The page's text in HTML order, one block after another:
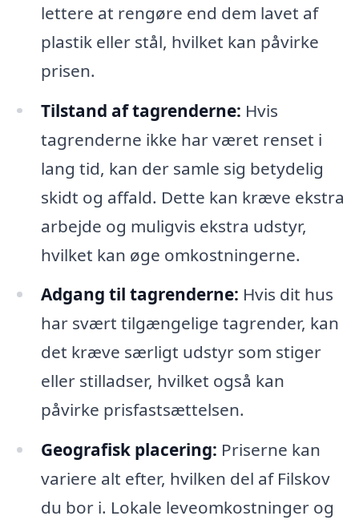
lettere at rengøre end dem lavet af
plastik eller stål, hvilket kan påvirke
prisen.
Tilstand af tagrenderne: Hvis
tagrenderne ikke har været renset i
lang tid, kan der samle sig betydelig
skidt og affald. Dette kan kræve ekstra
arbejde og muligvis ekstra udstyr,
hvilket kan øge omkostningerne.
Adgang til tagrenderne: Hvis dit hus
har svært tilgængelige tagrender, kan
det kræve særligt udstyr som stiger
eller stilladser, hvilket også kan
påvirke prisfastsættelsen.
Geografisk placering: Priserne kan
variere alt efter, hvilken del af Filskov
du bor i. Lokale leveomkostninger og